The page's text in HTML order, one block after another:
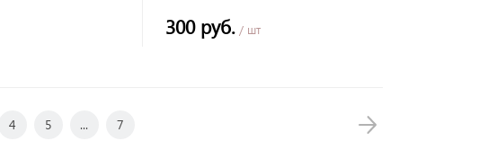
300 руб. / шт
4 5 ... 7